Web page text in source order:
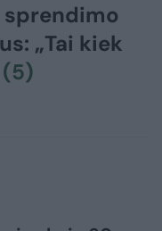
„Tai kiek
(5)